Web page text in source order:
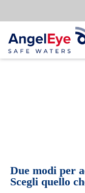
al
contenuto
Due modi per
Scegli quello